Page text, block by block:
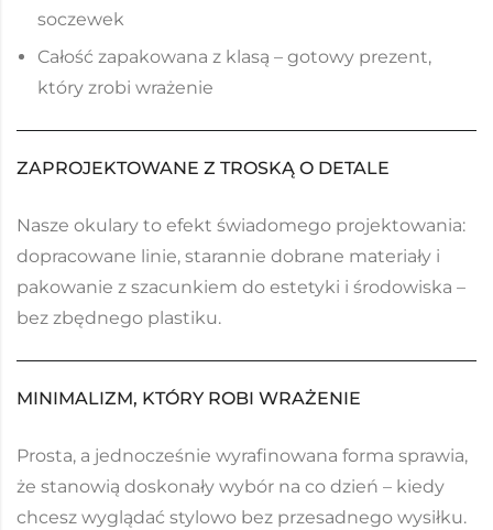
soczewek
Całość zapakowana z klasą – gotowy prezent,
który zrobi wrażenie
ZAPROJEKTOWANE Z TROSKĄ O DETALE
Nasze okulary to efekt świadomego projektowania:
dopracowane linie, starannie dobrane materiały i
pakowanie z szacunkiem do estetyki i środowiska –
bez zbędnego plastiku.
MINIMALIZM, KTÓRY ROBI WRAŻENIE
Prosta, a jednocześnie wyrafinowana forma sprawia,
że stanowią doskonały wybór na co dzień – kiedy
chcesz wyglądać stylowo bez przesadnego wysiłku.